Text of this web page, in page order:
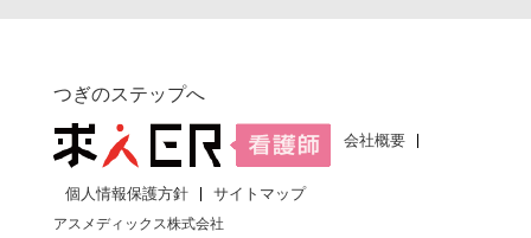
つぎのステップへ
会社概要
個人情報保護方針
サイトマップ
アスメディックス株式会社